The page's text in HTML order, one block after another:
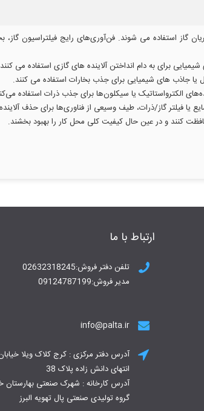
گاز استفاده می شوند. فن‌آوری‌های رایج فیلتراسیون گاز،
برای به دام انداختن آلاینده های گازی استفاده می
الکترواستاتیک یا سیکلون‌ها برای جذب ذرات استفاده
فیلتر گاز/ذرات، طیف وسیعی از فناوری‌ها برای حذف
کنند و در عین حال کیفیت کلی محل کار را بهبود بخشند.
ارتباط با ما
تلفن دفتر فروش:02632318245
مدیر فروش:09124787199
info@palta.ir
آدرس دفتر مرکزی : کرج کلاک ویلا
انتهای دانش زاده پلاک 38
آدرس کارخانه : شهرک صنعتی بهارستان
گروه تولیدی صنعتی پال تهویه البرز